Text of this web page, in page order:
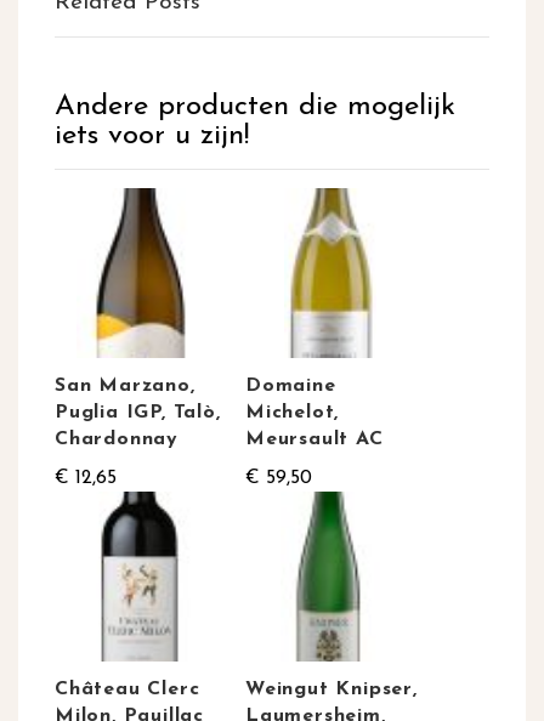
Andere producten die mogelijk
iets voor u zijn!
San Marzano,
Puglia IGP, Talò,
Chardonnay
€ 12,65
Domaine
Michelot,
Meursault AC
€ 59,50
Château Clerc
Milon, Pauillac
Weingut Knipser,
Laumersheim,